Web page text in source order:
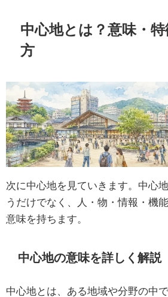
中心地とは？意味・
方
次に中心地を見ていきます。中心
うだけでなく、人・物・情報・機
意味を持ちます。
中心地の意味を詳しく解説
中心地とは、ある地域や分野の中